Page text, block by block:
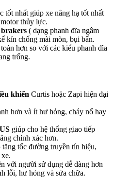
tốt nhất giúp xe nâng hạ tốt nhất
thủy lực.
( dạng phanh đĩa ngâm
kín chống mài mòn, bụi bẩn.
hơn so với các kiểu phanh đĩa
trống.
khiển Curtis hoặc Zapi hiện đại
hơn và ít hư hỏng, cháy nổ hay
giúp cho hệ thống giao tiếp
chính xác hơn.
tốc đường truyền tín hiệu,
với người sử dụng dễ dàng hơn
lỗi, hư hỏng và sửa chữa.